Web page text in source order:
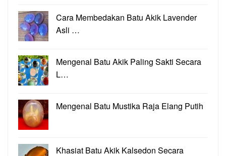
Cara Membedakan Batu Akik Lavender
Asli …
Mengenal Batu Akik Paling Sakti Secara
L…
Mengenal Batu Mustika Raja Elang Putih
Khasiat Batu Akik Kalsedon Secara